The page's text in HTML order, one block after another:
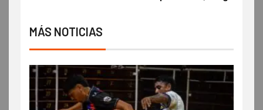
MÁS NOTICIAS